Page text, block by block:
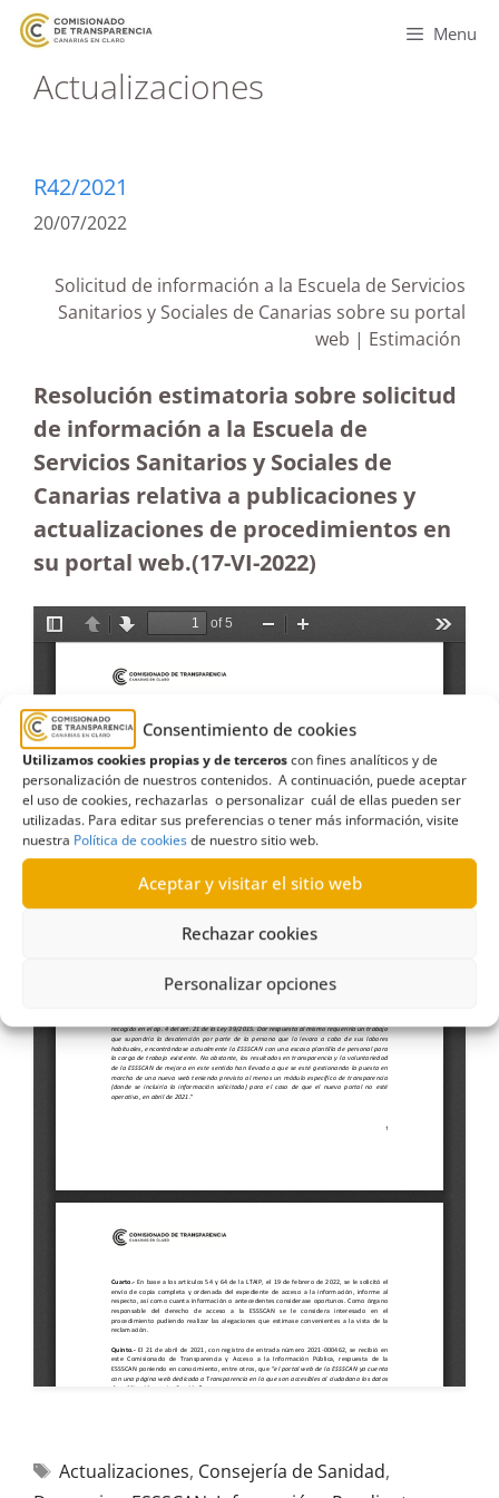
Consentimiento de cookies
Utilizamos cookies propias y de terceroscon fines analíticos y de
personalización de nuestros contenidos. A continuación, puede aceptar
el uso de cookies, rechazarlas o personalizar cuál de ellas pueden ser
utilizadas. Para editar sus preferencias o tener más información, visite
nuestra Política de cookiesde nuestro sitio web.
Aceptar y visitar el sitio web
Rechazar cookies
Personalizar opciones
Menu
Actualizaciones
R42/2021
20/07/2022
Solicitud de información a la Escuela de Servicios
Sanitarios y Sociales de Canarias sobre su portal
web | Estimación
Resolución estimatoria sobre solicitud
de información a la Escuela de
Servicios Sanitarios y Sociales de
Canarias relativa a publicaciones y
actualizaciones de procedimientos en
su portal web.(17-VI-2022)
Actualizaciones, Consejería de Sanidad,